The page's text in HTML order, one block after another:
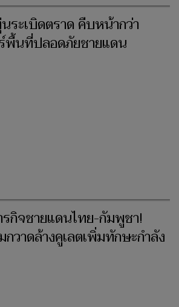
ระเบิดตราด คืบหน้ากว่า
พื้นที่ปลอดภัยชายแดน
กิจชายแดนไทย-กัมพูชา!
วาดล้างคูเลตเพิ่มทักษะกำลัง